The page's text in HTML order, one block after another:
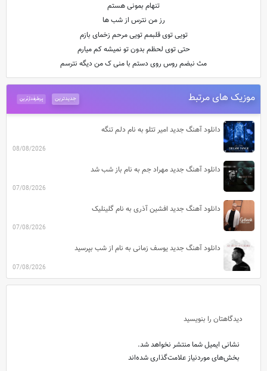
تنهام بمونی هستم
رز من نترس از شب ها
تویی توی قلبمم تویی مرحم زخمای بازم
حتی توی لحظم بدون تو نمیشه کم میارم
مث نبضم روس روی دستم با منی ک من دیگه نترسم
موزیک های مرتبط پرطرفدارترین جدیدترین
دانلود آهنگ جدید امیر تتلو به نام دلم تنگه
08/08/2026
دانلود آهنگ جدید مهراد جم به نام باز شب شد
07/08/2026
دانلود آهنگ جدید افشین آذری به نام گلینلیک
07/08/2026
دانلود آهنگ جدید یوسف زمانی به نام از شب بپرسید
07/08/2026
دیدگاهتان را بنویسید
نشانی ایمیل شما منتشر نخواهد شد.
بخش‌های موردنیاز علامت‌گذاری شده‌اند